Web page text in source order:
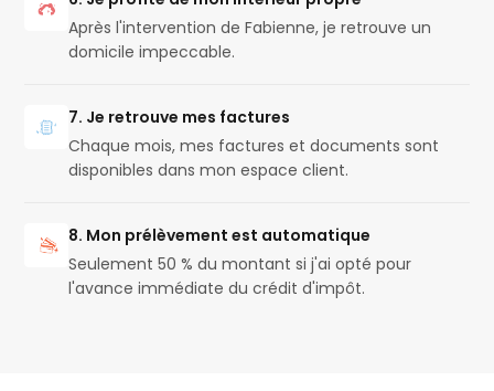
Après l'intervention de Fabienne, je retrouve un
domicile impeccable.
7. Je retrouve mes factures
Chaque mois, mes factures et documents sont
disponibles dans mon espace client.
8. Mon prélèvement est automatique
Seulement 50 % du montant si j'ai opté pour
l'avance immédiate du crédit d'impôt.